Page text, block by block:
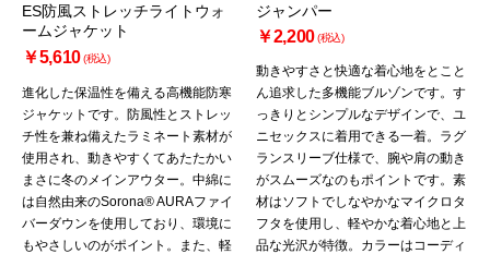
ES防風ストレッチライトウォ
ームジャケット
￥5,610(税込)
進化した保温性を備える高機能防寒
ジャケットです。防風性とストレッ
チ性を兼ね備えたラミネート素材が
使用され、動きやすくてあたたかい
まさに冬のメインアウター。中綿に
は自然由来のSorona® AURAファイ
バーダウンを使用しており、環境に
もやさしいのがポイント。また、軽
ジャンパー
￥2,200(税込)
動きやすさと快適な着心地をとこと
ん追求した多機能ブルゾンです。す
っきりとシンプルなデザインで、ユ
ニセックスに着用できる一着。ラグ
ランスリーブ仕様で、腕や肩の動き
がスムーズなのもポイントです。素
材はソフトでしなやかなマイクロタ
フタを使用し、軽やかな着心地と上
品な光沢が特徴。カラーはコーディ